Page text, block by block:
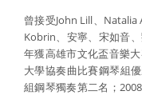
曾接受John Lill、
Kobrin、安寧、宋如音
年獲高雄市文化盃音樂
大學協奏曲比賽鋼琴組
組鋼琴獨奏第二名；